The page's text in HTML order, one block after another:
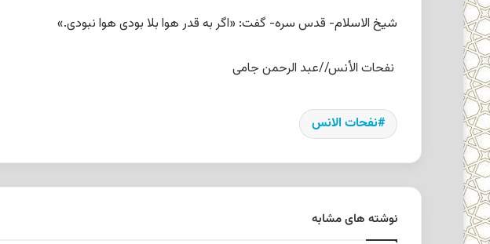
شیخ الاسلام- قدس سره- گفت: «اگر به قدر هوا بلا بودى هوا نبودى.»
نفحات الأنس//عبد الرحمن جامى
نفحات الانس
نوشته های مشابه